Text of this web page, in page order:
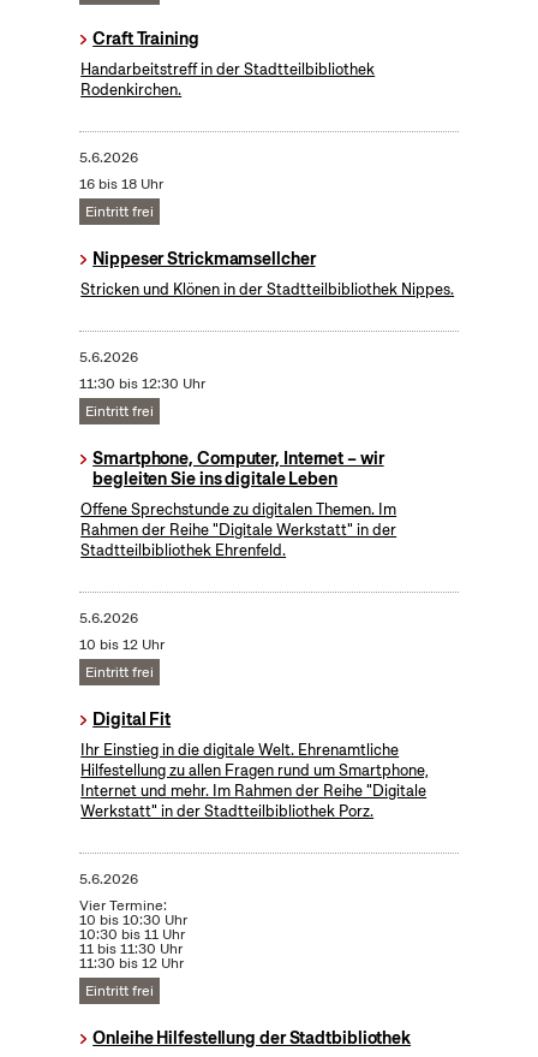
Craft Training
Handarbeitstreff in der Stadtteilbibliothek
Rodenkirchen.
5.6.2026
16 bis 18 Uhr
Eintritt frei
Nippeser Strickmamsellcher
Stricken und Klönen in der Stadtteilbibliothek Nippes.
5.6.2026
11:30 bis 12:30 Uhr
Eintritt frei
Smartphone, Computer, Internet – wir
begleiten Sie ins digitale Leben
Offene Sprechstunde zu digitalen Themen. Im
Rahmen der Reihe "Digitale Werkstatt" in der
Stadtteilbibliothek Ehrenfeld.
5.6.2026
10 bis 12 Uhr
Eintritt frei
Digital Fit
Ihr Einstieg in die digitale Welt. Ehrenamtliche
Hilfestellung zu allen Fragen rund um Smartphone,
Internet und mehr. Im Rahmen der Reihe "Digitale
Werkstatt" in der Stadtteilbibliothek Porz.
5.6.2026
Vier Termine:
10 bis 10:30 Uhr
10:30 bis 11 Uhr
11 bis 11:30 Uhr
11:30 bis 12 Uhr
Eintritt frei
Onleihe Hilfestellung der Stadtbibliothek